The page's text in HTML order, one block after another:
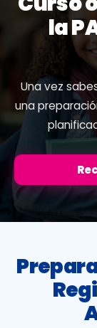
la
Una vez
una